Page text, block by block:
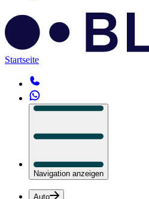
Startseite
Navigation anzeigen
Auto